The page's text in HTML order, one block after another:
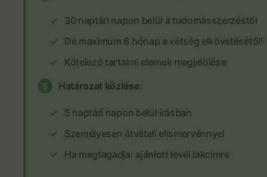
30 naptári napon belül a tudomásszerzéstől
De maximum 6 hónap a vétség elkövetésétől!
Kötelező tartalmi elemek megjelölése
5 Határozat közlése:
5 naptári napon belül írásban
Személyesen átvételi elismervénnyel
Ha megtagadja: ajánlott levél lakcímre